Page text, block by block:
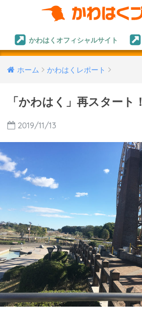
かわはくオフィシャルサイト
ホーム かわはくレポート
「かわはく」再スタート！
2019/11/13